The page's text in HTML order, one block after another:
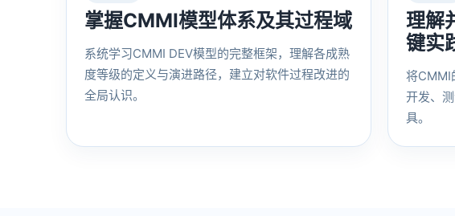
掌握CMMI模型体系及其过程域
系统学习CMMI DEV模型的完整框架，理解各成熟
度等级的定义与演进路径，建立对软件过程改进的
全局认识。
理解
键实
将CMMI
开发、
具。